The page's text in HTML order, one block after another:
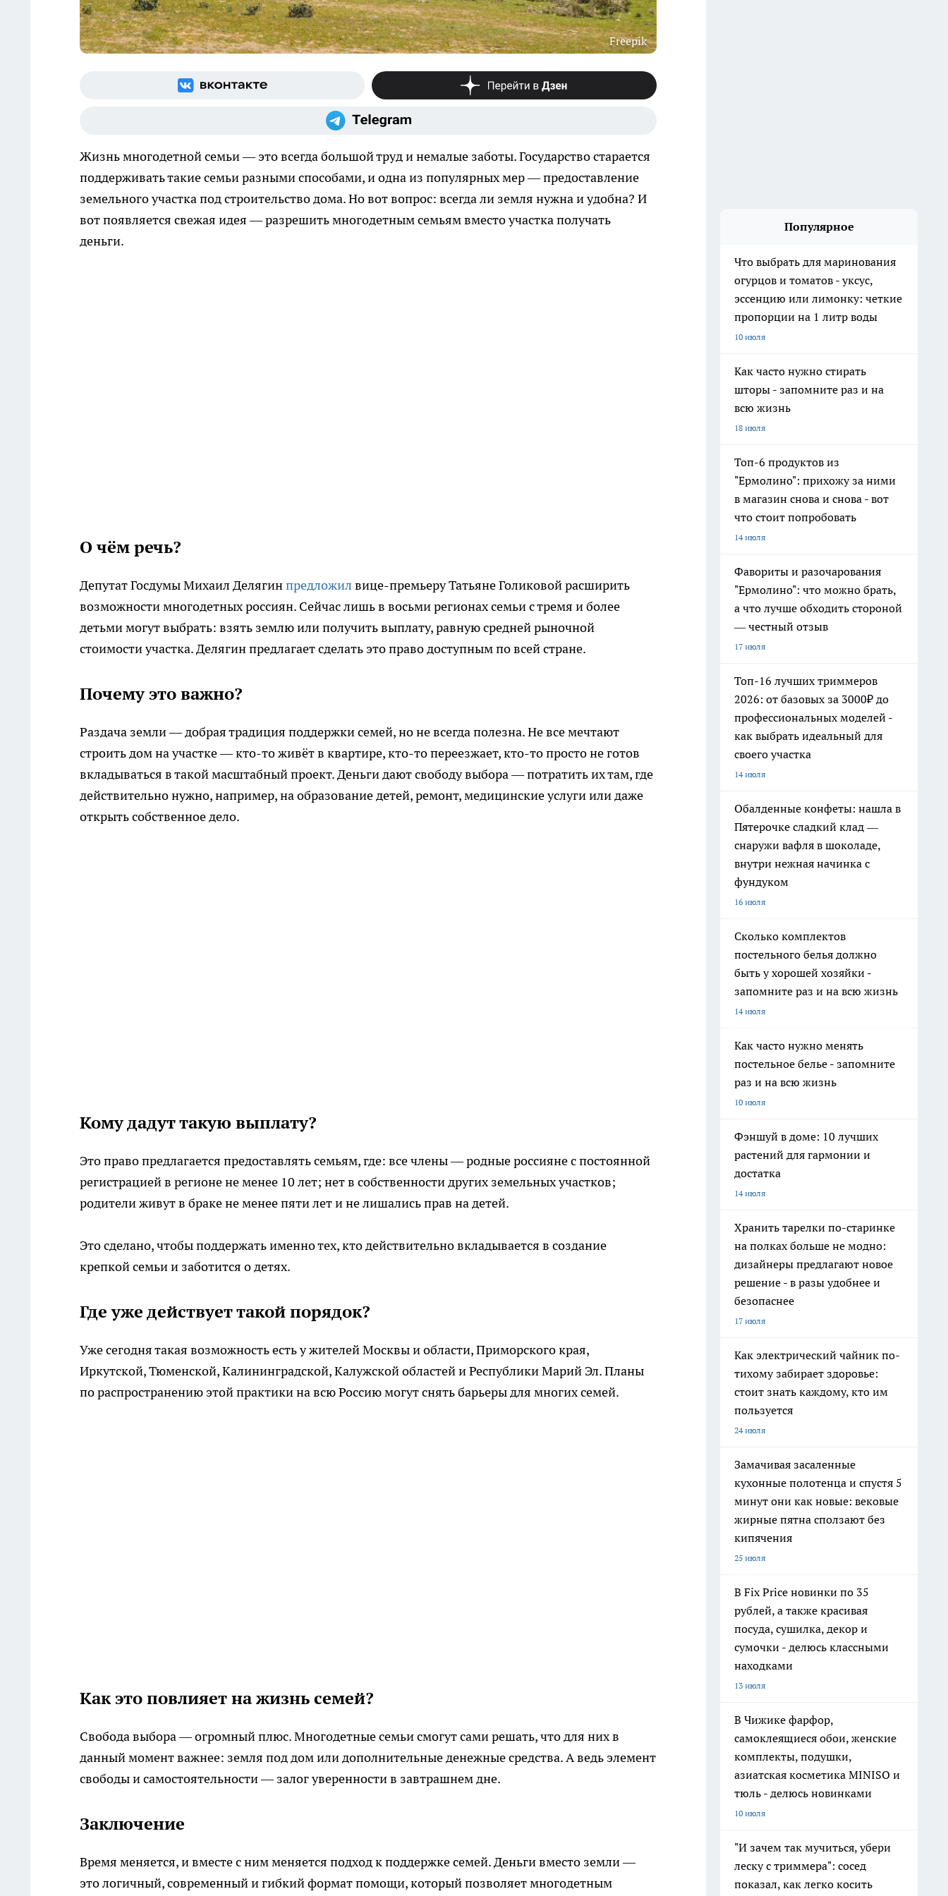
Freepik
Жизнь многодетной семьи — это всегда большой труд и немалые заботы. Государство старается
поддерживать такие семьи разными способами, и одна из популярных мер — предоставление
земельного участка под строительство дома. Но вот вопрос: всегда ли земля нужна и удобна? И
вот появляется свежая идея — разрешить многодетным семьям вместо участка получать
деньги.
О чём речь?
Депутат Госдумы Михаил Делягинпредложил вице-премьеру Татьяне Голиковой расширить
возможности многодетных россиян. Сейчас лишь в восьми регионах семьи с тремя и более
детьми могут выбрать: взять землю или получить выплату, равную средней рыночной
стоимости участка. Делягин предлагает сделать это право доступным по всей стране.
Почему это важно?
Раздача земли — добрая традиция поддержки семей, но не всегда полезна. Не все мечтают
строить дом на участке — кто-то живёт в квартире, кто-то переезжает, кто-то просто не готов
вкладываться в такой масштабный проект. Деньги дают свободу выбора — потратить их там, где
действительно нужно, например, на образование детей, ремонт, медицинские услуги или даже
открыть собственное дело.
Кому дадут такую выплату?
Это право предлагается предоставлять семьям, где: все члены — родные россияне с постоянной
регистрацией в регионе не менее 10 лет; нет в собственности других земельных участков;
родители живут в браке не менее пяти лет и не лишались прав на детей.
Это сделано, чтобы поддержать именно тех, кто действительно вкладывается в создание
крепкой семьи и заботится о детях.
Где уже действует такой порядок?
Уже сегодня такая возможность есть у жителей Москвы и области, Приморского края,
Иркутской, Тюменской, Калининградской, Калужской областей и Республики Марий Эл. Планы
по распространению этой практики на всю Россию могут снять барьеры для многих семей.
Как это повлияет на жизнь семей?
Свобода выбора — огромный плюс. Многодетные семьи смогут сами решать, что для них в
данный момент важнее: земля под дом или дополнительные денежные средства. А ведь элемент
свободы и самостоятельности — залог уверенности в завтрашнем дне.
Заключение
Время меняется, и вместе с ним меняется подход к поддержке семей. Деньги вместо земли —
это логичный, современный и гибкий формат помощи, который позволяет многодетным
Популярное
Что выбрать для маринования
огурцов и томатов - уксус,
эссенцию или лимонку: четкие
пропорции на 1 литр воды
10 июля
Как часто нужно стирать
шторы - запомните раз и на
всю жизнь
18 июля
Топ-6 продуктов из
"Ермолино": прихожу за ними
в магазин снова и снова - вот
что стоит попробовать
14 июля
Фавориты и разочарования
"Ермолино": что можно брать,
а что лучше обходить стороной
— честный отзыв
17 июля
Топ-16 лучших триммеров
2026: от базовых за 3000₽ до
профессиональных моделей -
как выбрать идеальный для
своего участка
14 июля
Обалденные конфеты: нашла в
Пятерочке сладкий клад —
снаружи вафля в шоколаде,
внутри нежная начинка с
фундуком
16 июля
Сколько комплектов
постельного белья должно
быть у хорошей хозяйки -
запомните раз и на всю жизнь
14 июля
Как часто нужно менять
постельное белье - запомните
раз и на всю жизнь
10 июля
Фэншуй в доме: 10 лучших
растений для гармонии и
достатка
14 июля
Хранить тарелки по-старинке
на полках больше не модно:
дизайнеры предлагают новое
решение - в разы удобнее и
безопаснее
17 июля
Как электрический чайник по-
тихому забирает здоровье:
стоит знать каждому, кто им
пользуется
24 июля
Замачивая засаленные
кухонные полотенца и спустя 5
минут они как новые: вековые
жирные пятна сползают без
кипячения
25 июля
В Fix Price новинки по 35
рублей, а также красивая
посуда, сушилка, декор и
сумочки - делюсь классными
находками
13 июля
В Чижике фарфор,
самоклеящиеся обои, женские
комплекты, подушки,
азиатская косметика MINISO и
тюль - делюсь новинками
10 июля
"И зачем так мучиться, убери
леску с триммера": сосед
показал, как легко косить